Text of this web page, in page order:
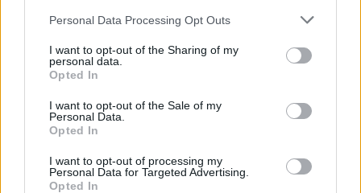
Personal Data Processing Opt Outs
I want to opt-out of the Sharing of my
personal data.
Opted In
I want to opt-out of the Sale of my
Personal Data.
Opted In
I want to opt-out of processing my
Personal Data for Targeted Advertising.
Opted In
Pasaulis
„Slėptis jau per vėlu,
šunsnukiai“: ukrainietis
sudalyvavo Rusijos
gynybos vadų vaizdo
pokalbyje
Pasaulis
„Meta“ skyrė 567 mln.